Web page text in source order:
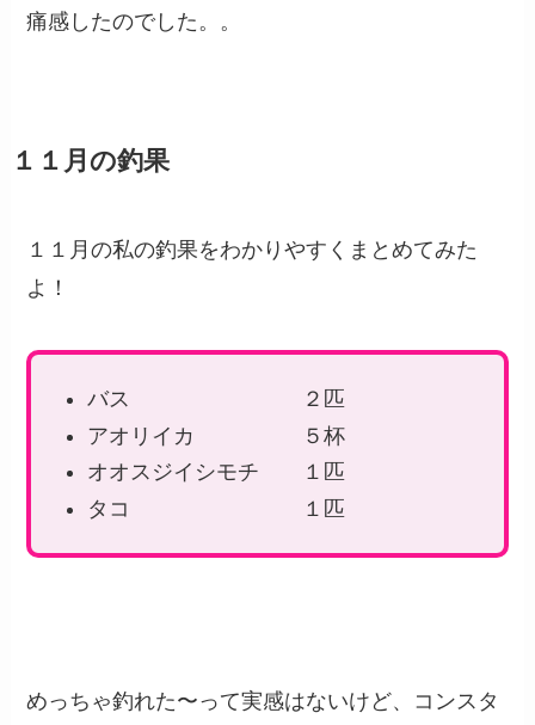
痛感したのでした。。
１１月の釣果
１１月の私の釣果をわかりやすくまとめてみた
よ！
バス ２匹
アオリイカ ５杯
オオスジイシモチ １匹
タコ １匹
めっちゃ釣れた〜って実感はないけど、コンスタ